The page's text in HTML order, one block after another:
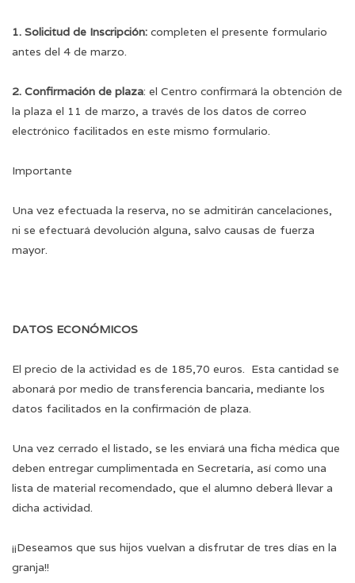
1. Solicitud de Inscripción: completen el presente formulario
antes del 4 de marzo.
2. Confirmación de plaza: el Centro confirmará la obtención de
la plaza el 11 de marzo, a través de los datos de correo
electrónico facilitados en este mismo formulario.
Importante
Una vez efectuada la reserva, no se admitirán cancelaciones,
ni se efectuará devolución alguna, salvo causas de fuerza
mayor.
DATOS ECONÓMICOS
El precio de la actividad es de 185,70 euros. Esta cantidad se
abonará por medio de transferencia bancaria, mediante los
datos facilitados en la confirmación de plaza.
Una vez cerrado el listado, se les enviará una ficha médica que
deben entregar cumplimentada en Secretaría, así como una
lista de material recomendado, que el alumno deberá llevar a
dicha actividad.
¡¡Deseamos que sus hijos vuelvan a disfrutar de tres días en la
granja!!